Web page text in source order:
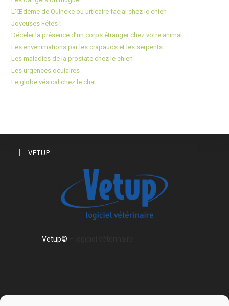
L’Œdème de Quincke ou urticaire facial chez le chien
Joyeuses Fêtes !
Déceler la présence d’un corps étranger chez votre animal
Les envenimations par les crapauds et les serpents
Les maladies de la prostate chez le chien
Les urgences oculaires
Le globe vésical chez le chat
VETUP
Vetup©